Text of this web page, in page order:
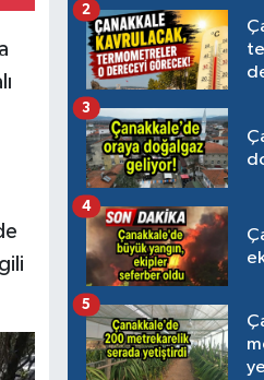
2
3
4
5